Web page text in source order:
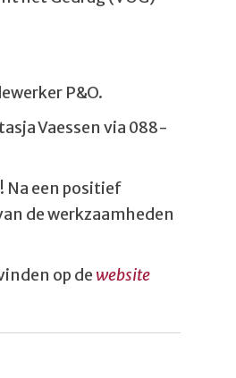
P&O.
Vaessen via 088-
Na een positief
de werkzaamheden
op de website